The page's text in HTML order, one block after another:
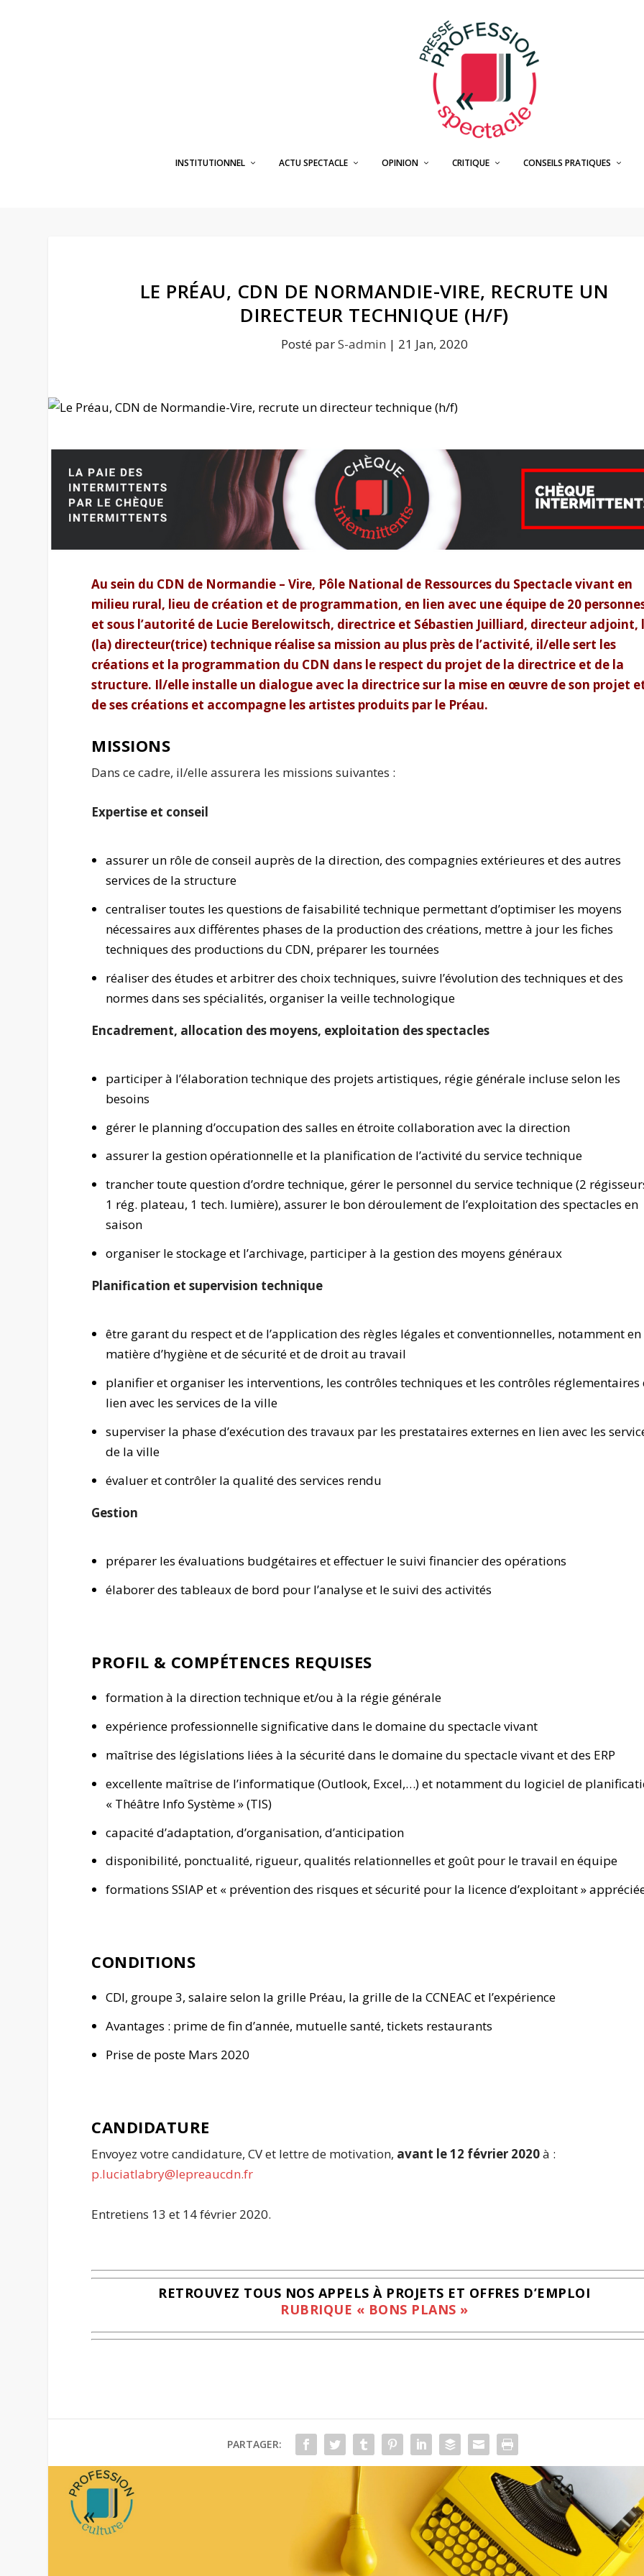
INSTITUTIONNEL ACTU SPECTACLE OPINION CRITIQUE CONSEILS PRATIQUES
LE PRÉAU, CDN DE NORMANDIE-VIRE, RECRUTE UN
DIRECTEUR TECHNIQUE (H/F)
Posté parS-admin | 21 Jan, 2020
Au sein du CDN de Normandie – Vire, Pôle National de Ressources du Spectacle vivant en
milieu rural, lieu de création et de programmation, en lien avec une équipe de 20
et sous l’autorité de Lucie Berelowitsch, directrice et Sébastien Juilliard, directeur adjoint,
(la) directeur(trice) technique réalise sa mission au plus près de l’activité, il/elle sert les
créations et la programmation du CDN dans le respect du projet de la directrice et de la
structure. Il/elle installe un dialogue avec la directrice sur la mise en œuvre de son projet
de ses créations et accompagne les artistes produits par le Préau.
MISSIONS
Dans ce cadre, il/elle assurera les missions suivantes :
Expertise et conseil
assurer un rôle de conseil auprès de la direction, des compagnies extérieures et des autres
services de la structure
centraliser toutes les questions de faisabilité technique permettant d’optimiser les moyens
nécessaires aux différentes phases de la production des créations, mettre à jour les fiches
techniques des productions du CDN, préparer les tournées
réaliser des études et arbitrer des choix techniques, suivre l’évolution des techniques et des
normes dans ses spécialités, organiser la veille technologique
Encadrement, allocation des moyens, exploitation des spectacles
participer à l’élaboration technique des projets artistiques, régie générale incluse selon les
besoins
gérer le planning d’occupation des salles en étroite collaboration avec la direction
assurer la gestion opérationnelle et la planification de l’activité du service technique
trancher toute question d’ordre technique, gérer le personnel du service technique (2
1 rég. plateau, 1 tech. lumière), assurer le bon déroulement de l’exploitation des spectacles en
saison
organiser le stockage et l’archivage, participer à la gestion des moyens généraux
Planification et supervision technique
être garant du respect et de l’application des règles légales et conventionnelles, notamment en
matière d’hygiène et de sécurité et de droit au travail
planifier et organiser les interventions, les contrôles techniques et les contrôles réglementaires
lien avec les services de la ville
superviser la phase d’exécution des travaux par les prestataires externes en lien avec les
de la ville
évaluer et contrôler la qualité des services rendu
Gestion
préparer les évaluations budgétaires et effectuer le suivi financier des opérations
élaborer des tableaux de bord pour l’analyse et le suivi des activités
PROFIL & COMPÉTENCES REQUISES
formation à la direction technique et/ou à la régie générale
expérience professionnelle significative dans le domaine du spectacle vivant
maîtrise des législations liées à la sécurité dans le domaine du spectacle vivant et des ERP
excellente maîtrise de l’informatique (Outlook, Excel,…) et notamment du logiciel de
« Théâtre Info Système » (TIS)
capacité d’adaptation, d’organisation, d’anticipation
disponibilité, ponctualité, rigueur, qualités relationnelles et goût pour le travail en équipe
formations SSIAP et « prévention des risques et sécurité pour la licence d’exploitant »
CONDITIONS
CDI, groupe 3, salaire selon la grille Préau, la grille de la CCNEAC et l’expérience
Avantages : prime de fin d’année, mutuelle santé, tickets restaurants
Prise de poste Mars 2020
CANDIDATURE
Envoyez votre candidature, CV et lettre de motivation, avant le 12 février 2020à :
p.luciatlabry@lepreaucdn.fr
Entretiens 13 et 14 février 2020.
RETROUVEZ TOUS NOS APPELS À PROJETS ET OFFRES D’EMPLOI
RUBRIQUE « BONS PLANS »
PARTAGER: